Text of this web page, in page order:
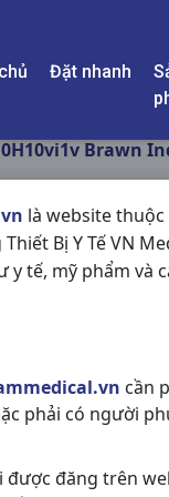
Đặt nhanh
là website thuộc
Bị Y Tế VN
tế, mỹ phẩm và
cần
phải có người
được đăng trên
Brawn
Sinh - Kháng